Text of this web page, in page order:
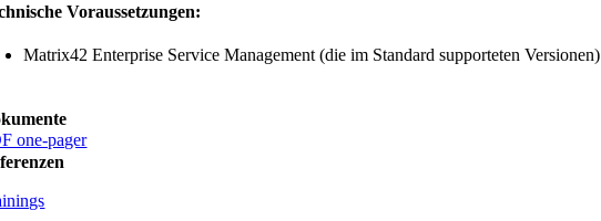
Voraussetzungen:
Matrix42 Enterprise Service Management (die im Standard supporteten Versionen)
one-pager